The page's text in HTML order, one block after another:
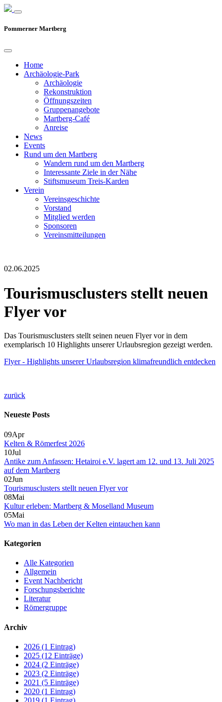
Pommerner Martberg
Home
Archäologie-Park
Archäologie
Rekonstruktion
Öffnungszeiten
Gruppenangebote
Martberg-Café
Anreise
News
Events
Rund um den Martberg
Wandern rund um den Martberg
Interessante Ziele in der Nähe
Stiftsmuseum Treis-Karden
Verein
Vereinsgeschichte
Vorstand
Mitglied werden
Sponsoren
Vereinsmitteilungen
02.06.2025
Tourismusclusters stellt neuen
Flyer vor
Das Tourismusclusters stellt seinen neuen Flyer vor in dem
exemplarisch 10 Highlights unserer Urlaubsregion gezeigt werden.
Flyer - Highlights unserer Urlaubsregion klimafreundlich entdecken
zurück
Neueste Posts
09Apr
Kelten & Römerfest 2026
10Jul
Antike zum Anfassen: Hetairoi e.V. lagert am 12. und 13. Juli 2025
auf dem Martberg
02Jun
Tourismusclusters stellt neuen Flyer vor
08Mai
Kultur erleben: Martberg & Moselland Museum
05Mai
Wo man in das Leben der Kelten eintauchen kann
Kategorien
Alle Kategorien
Allgemein
Event Nachbericht
Forschungsberichte
Literatur
Römergruppe
Archiv
2026 (1 Eintrag)
2025 (12 Einträge)
2024 (2 Einträge)
2023 (2 Einträge)
2021 (5 Einträge)
2020 (1 Eintrag)
2019 (1 Eintrag)